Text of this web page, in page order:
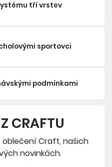
tří vrstev
sportovci
podmínkami
CRAFTU
Craft, našich
novinkách.